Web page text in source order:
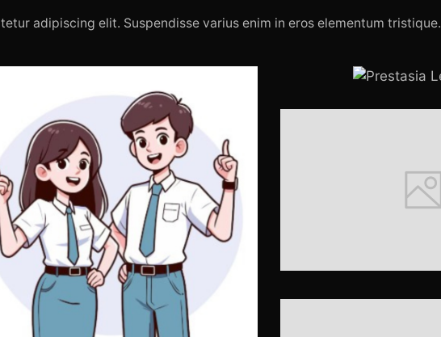
adipiscing elit. Suspendisse varius enim in eros elementum tristique.